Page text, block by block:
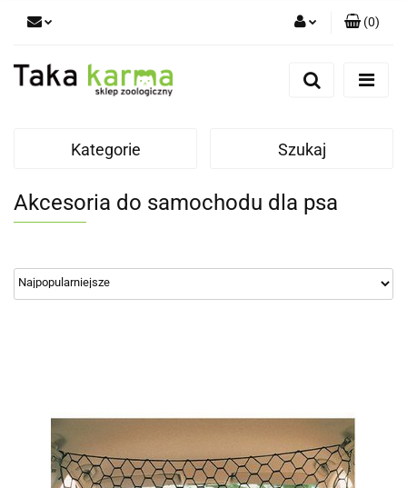
Zaloguj się
Zgody cookies
(0)
Kategorie Szukaj
Akcesoria do samochodu dla psa